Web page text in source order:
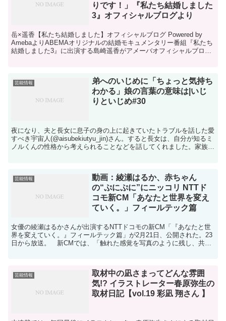
りです！」『私たち結婚しました
3』オフィシャルブログより
岳×遥香【私たち結婚しました】オフィシャルブログ Powered by
AmebaよりABEMAオリジナルの結婚モキュメンタリー番組『私たち
結婚しました3』に出演する島崎遥香がアメーバオフィシャルブログ
芸能情報
弟へのいじめに「ちょっと気持ち
わかる」娘の言葉の意味は|いじ
りといじめ#30
夜になり、夫と長女に息子の身の上に起きていたトラブルを話した愛
すべき宇宙人(@aisubekiutyu_jin)さん。すると長女は、自分が知るミ
ノルくんの性格から考えられることなどを話してくれました。家族で
芸能情報
動画：綾瀬はるか、赤ちゃん
の“ぷにぷに”にニッコリ NTTド
コモ新CM「あなたと世界を変え
ていく。」フィールテック篇
女優の綾瀬はるかさんが出演するNTTドコモの新CM「『あなたと世
界を変えていく。』フィールテック篇」が2月21日、公開された。23
日から放送。 新CMでは、「触れた感覚を写真のように残し、共有
芸能情報
取材中の凪さまってどんな雰囲
気!? イラストレーター春原弥生の
取材日記【vol.19 彩凪 翔さん 】